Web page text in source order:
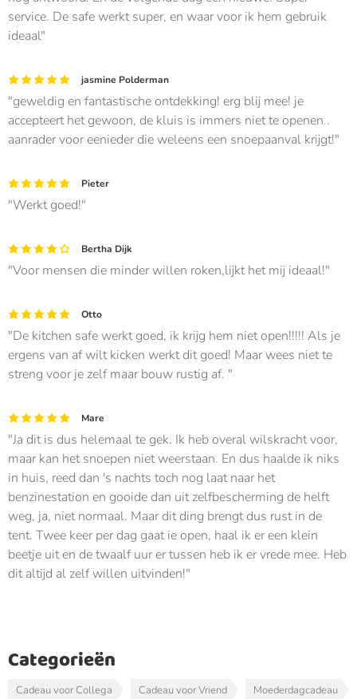
Categorieën
Cadeau voor Collega Cadeau voor Vriend Moederdagcadeau
service. De safe werkt super, en waar voor ik hem gebruik
ideaal
jasmine Polderman
geweldig en fantastische ontdekking! erg blij mee! je
accepteert het gewoon, de kluis is immers niet te openen..
aanrader voor eenieder die weleens een snoepaanval krijgt!
Pieter
Werkt goed!
Bertha Dijk
Voor mensen die minder willen roken,lijkt het mij ideaal!
Otto
De kitchen safe werkt goed, ik krijg hem niet open!!!!! Als je
ergens van af wilt kicken werkt dit goed! Maar wees niet te
streng voor je zelf maar bouw rustig af.
Mare
Ja dit is dus helemaal te gek. Ik heb overal wilskracht voor,
maar kan het snoepen niet weerstaan. En dus haalde ik niks
in huis, reed dan 's nachts toch nog laat naar het
benzinestation en gooide dan uit zelfbescherming de helft
weg, ja, niet normaal. Maar dit ding brengt dus rust in de
tent. Twee keer per dag gaat ie open, haal ik er een klein
beetje uit en de twaalf uur er tussen heb ik er vrede mee. Heb
dit altijd al zelf willen uitvinden!